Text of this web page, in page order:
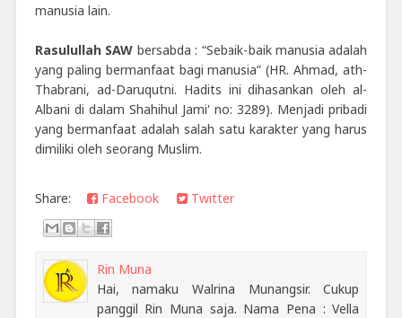
manusia lain.
Rasulullah SAW bersabda : “Sebaik-baik manusia adalah
yang paling bermanfaat bagi manusia” (HR. Ahmad, ath-
Thabrani, ad-Daruqutni. Hadits ini dihasankan oleh al-
Albani di dalam Shahihul Jami' no: 3289). Menjadi pribadi
yang bermanfaat adalah salah satu karakter yang harus
dimiliki oleh seorang Muslim.
Share: Facebook Twitter
Rin Muna
Hai, namaku Walrina Munangsir. Cukup
panggil Rin Muna saja. Nama Pena : Vella